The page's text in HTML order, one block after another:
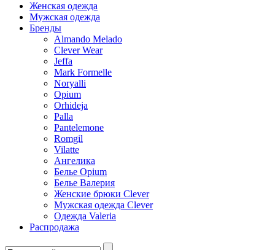
Женская одежда
Мужская одежда
Бренды
Almando Melado
Clever Wear
Jeffa
Mark Formelle
Noryalli
Opium
Orhideja
Palla
Pantelemone
Romgil
Vilatte
Ангелика
Белье Opium
Белье Валерия
Женские брюки Clever
Мужская одежда Clever
Одежда Valeria
Распродажа